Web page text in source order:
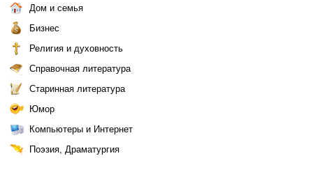
Дом и семья
Бизнес
Религия и духовность
Справочная литература
Старинная литература
Юмор
Компьютеры и Интернет
Поэзия, Драматургия